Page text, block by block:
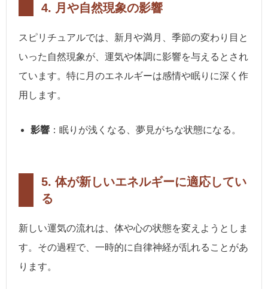
4. 月や自然現象の影響
スピリチュアルでは、新月や満月、季節の変わり目と
いった自然現象が、運気や体調に影響を与えるとされ
ています。特に月のエネルギーは感情や眠りに深く作
用します。
影響 ：眠りが浅くなる、夢見がちな状態になる。
5. 体が新しいエネルギーに適応してい
る
新しい運気の流れは、体や心の状態を変えようとしま
す。その過程で、一時的に自律神経が乱れることがあ
ります。